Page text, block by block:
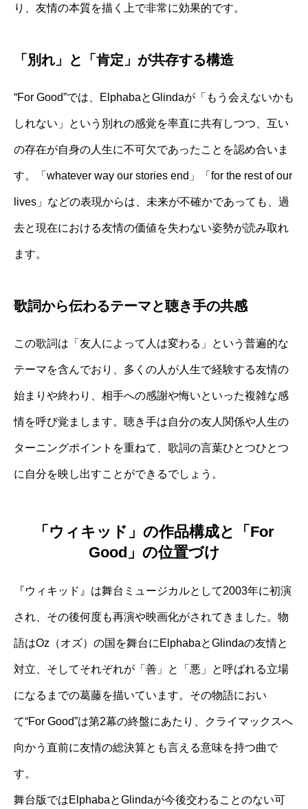
り、友情の本質を描く上で非常に効果的です。
「別れ」と「肯定」が共存する構造
“For Good”では、ElphabaとGlindaが「もう会えないかも
しれない」という別れの感覚を率直に共有しつつ、互い
の存在が自身の人生に不可欠であったことを認め合いま
す。「whatever way our stories end」「for the rest of our
lives」などの表現からは、未来が不確かであっても、過
去と現在における友情の価値を失わない姿勢が読み取れ
ます。
歌詞から伝わるテーマと聴き手の共感
この歌詞は「友人によって人は変わる」という普遍的な
テーマを含んでおり、多くの人が人生で経験する友情の
始まりや終わり、相手への感謝や悔いといった複雑な感
情を呼び覚まします。聴き手は自分の友人関係や人生の
ターニングポイントを重ねて、歌詞の言葉ひとつひとつ
に自分を映し出すことができるでしょう。
「ウィキッド」の作品構成と「For
Good」の位置づけ
『ウィキッド』は舞台ミュージカルとして2003年に初演
され、その後何度も再演や映画化がされてきました。物
語はOz（オズ）の国を舞台にElphabaとGlindaの友情と
対立、そしてそれぞれが「善」と「悪」と呼ばれる立場
になるまでの葛藤を描いています。その物語におい
て“For Good”は第2幕の終盤にあたり、クライマックスへ
向かう直前に友情の総決算とも言える意味を持つ曲で
す。
舞台版ではElphabaとGlindaが今後交わることのない可